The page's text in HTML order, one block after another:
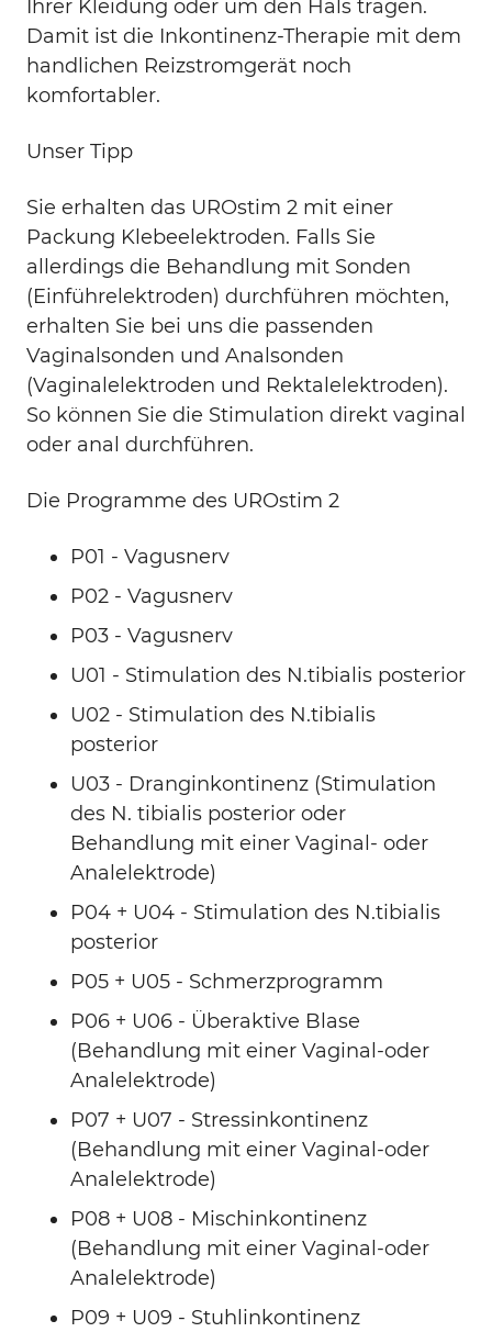
Ihrer Kleidung oder um den Hals tragen.
Damit ist die Inkontinenz-Therapie mit dem
handlichen Reizstromgerät noch
komfortabler.
Unser Tipp
Sie erhalten das UROstim 2 mit einer
Packung Klebeelektroden. Falls Sie
allerdings die Behandlung mit Sonden
(Einführelektroden) durchführen möchten,
erhalten Sie bei uns die passenden
Vaginalsonden und Analsonden
(Vaginalelektroden und Rektalelektroden).
So können Sie die Stimulation direkt vaginal
oder anal durchführen.
Die Programme des UROstim 2
P01 - Vagusnerv
P02 - Vagusnerv
P03 - Vagusnerv
U01 - Stimulation des N.tibialis posterior
U02 - Stimulation des N.tibialis
posterior
U03 - Dranginkontinenz (Stimulation
des N. tibialis posterior oder
Behandlung mit einer Vaginal- oder
Analelektrode)
P04 + U04 - Stimulation des N.tibialis
posterior
P05 + U05 - Schmerzprogramm
P06 + U06 - Überaktive Blase
(Behandlung mit einer Vaginal-oder
Analelektrode)
P07 + U07 - Stressinkontinenz
(Behandlung mit einer Vaginal-oder
Analelektrode)
P08 + U08 - Mischinkontinenz
(Behandlung mit einer Vaginal-oder
Analelektrode)
P09 + U09 - Stuhlinkontinenz